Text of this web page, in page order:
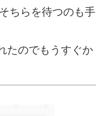
ちらを待つのも手
たのでもうすぐか